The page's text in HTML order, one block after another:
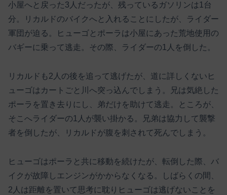
小屋へと戻った3人だったが、残っているガソリンは1台
分。リカルドのバイクへと入れることにしたが、ライダー
軍団が迫る。ヒューゴとポーラは小屋にあった荒地使用の
バギーに乗って逃走。その際、ライダーの1人を倒した。
リカルドも2人の後を追って逃げたが、道に詳しくないヒ
ューゴはカートごと川へ突っ込んでしまう。兄は気絶した
ポーラを置き去りにし、弟だけを助けて逃走。ところが、
そこへライダーの1人が襲い掛かる。兄弟は協力して襲撃
者を倒したが、リカルドが腹を刺されて死んでしまう。
ヒューゴはポーラと共に移動を続けたが、転倒した際、バ
イクが故障しエンジンがかからなくなる。しばらくの間、
2人は距離を置いて思考に耽りヒューゴは逃げないことを